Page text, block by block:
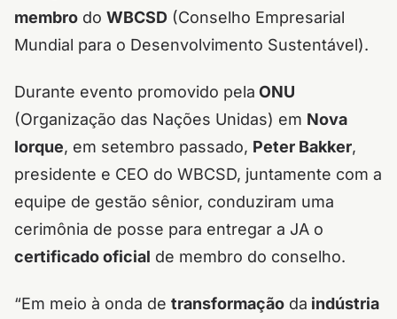
membro do WBCSD (Conselho Empresarial
Mundial para o Desenvolvimento Sustentável).
Durante evento promovido pela ONU
(Organização das Nações Unidas) em Nova
Iorque, em setembro passado, Peter Bakker,
presidente e CEO do WBCSD, juntamente com a
equipe de gestão sênior, conduziram uma
cerimônia de posse para entregar a JA o
certificado oficial de membro do conselho.
“Em meio à onda de transformação da indústria